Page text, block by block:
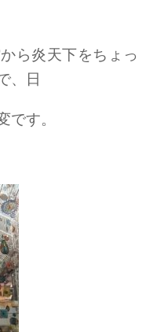
ら炎天下をちょっ
、日
です。